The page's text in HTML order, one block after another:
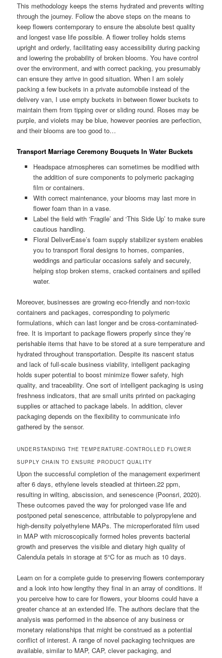
This methodology keeps the stems hydrated and prevents wilting
through the journey. Follow the above steps on the means to
keep flowers contemporary to ensure the absolute best quality
and longest vase life possible. A flower trolley holds stems
upright and orderly, facilitating easy accessibility during packing
and lowering the probability of broken blooms. You have control
over the environment, and with correct packing, you presumably
can ensure they arrive in good situation. When I am solely
packing a few buckets in a private automobile instead of the
delivery van, I use empty buckets in between flower buckets to
maintain them from tipping over or sliding round. Roses may be
purple, and violets may be blue, however peonies are perfection,
and their blooms are too good to…
Transport Marriage Ceremony Bouquets In Water Buckets
Headspace atmospheres can sometimes be modified with
the addition of sure components to polymeric packaging
film or containers.
With correct maintenance, your blooms may last more in
flower foam than in a vase.
Label the field with ‘Fragile’ and ‘This Side Up’ to make sure
cautious handling.
Floral DeliverEase’s foam supply stabilizer system enables
you to transport floral designs to homes, companies,
weddings and particular occasions safely and securely,
helping stop broken stems, cracked containers and spilled
water.
Moreover, businesses are growing eco-friendly and non-toxic
containers and packages, corresponding to polymeric
formulations, which can last longer and be cross-contaminated-
free. It is important to package flowers properly since they’re
perishable items that have to be stored at a sure temperature and
hydrated throughout transportation. Despite its nascent status
and lack of full-scale business viability, intelligent packaging
holds super potential to boost minimize flower safety, high
quality, and traceability. One sort of intelligent packaging is using
freshness indicators, that are small units printed on packaging
supplies or attached to package labels. In addition, clever
packaging depends on the flexibility to communicate info
gathered by the sensor.
UNDERSTANDING THE TEMPERATURE-CONTROLLED FLOWER
SUPPLY CHAIN TO ENSURE PRODUCT QUALITY
Upon the successful completion of the management experiment
after 6 days, ethylene levels steadied at thirteen.22 ppm,
resulting in wilting, abscission, and senescence (Poonsri, 2020).
These outcomes paved the way for prolonged vase life and
postponed petal senescence, attributable to polypropylene and
high-density polyethylene MAPs. The microperforated film used
in MAP with microscopically formed holes prevents bacterial
growth and preserves the visible and dietary high quality of
Calendula petals in storage at 5°C for as much as 10 days.
Learn on for a complete guide to preserving flowers contemporary
and a look into how lengthy they final in an array of conditions. If
you perceive how to care for flowers, your blooms could have a
greater chance at an extended life. The authors declare that the
analysis was performed in the absence of any business or
monetary relationships that might be construed as a potential
conflict of interest. A range of novel packaging techniques are
available, similar to MAP, CAP, clever packaging, and